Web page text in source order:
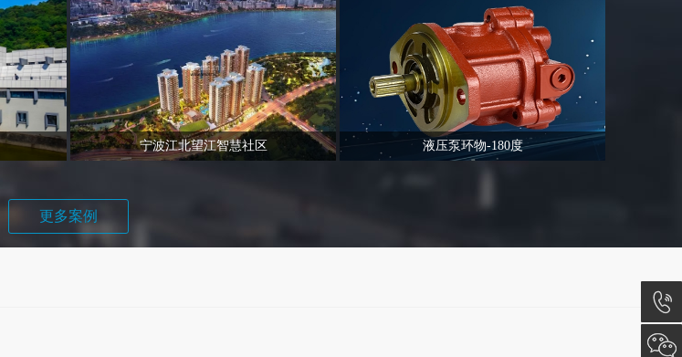
宁波江北望江智慧社区 液压泵环物-180度
更多案例